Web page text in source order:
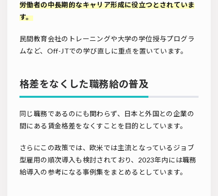
労働者の中長期的なキャリア形成に役立つとされていま
す。
民間教育会社のトレーニングや大学の学位授与プログラ
ムなど、Off-JTでの学び直しに重点を置いています。
格差をなくした職務給の普及
同じ職務であるのにも関わらず、日本と外国との企業の
間にある賃金格差をなくすことを目的としています。
さらにこの政策では、欧米では主流となっているジョブ
型雇用の順次導入も検討されており、2023年内には職務
給導入の参考になる事例集をまとめるとしています。